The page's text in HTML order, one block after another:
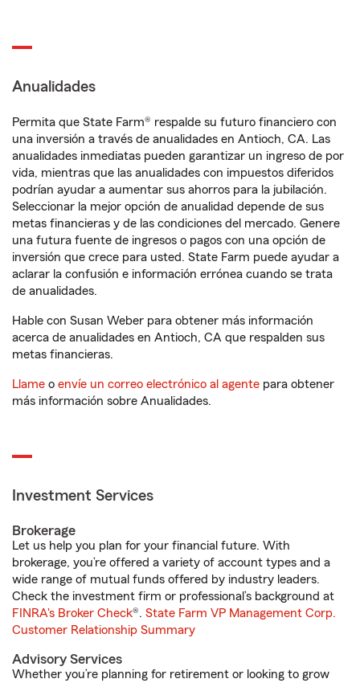
Anualidades
Permita que State Farm® respalde su futuro financiero con
una inversión a través de anualidades en Antioch, CA. Las
anualidades inmediatas pueden garantizar un ingreso de por
vida, mientras que las anualidades con impuestos diferidos
podrían ayudar a aumentar sus ahorros para la jubilación.
Seleccionar la mejor opción de anualidad depende de sus
metas financieras y de las condiciones del mercado. Genere
una futura fuente de ingresos o pagos con una opción de
inversión que crece para usted. State Farm puede ayudar a
aclarar la confusión e información errónea cuando se trata
de anualidades.
Hable con Susan Weber para obtener más información
acerca de anualidades en Antioch, CA que respalden sus
metas financieras.
Llame o envíe un correo electrónico al agente para obtener
más información sobre Anualidades.
Investment Services
Brokerage
Let us help you plan for your financial future. With
brokerage, you’re offered a variety of account types and a
wide range of mutual funds offered by industry leaders.
Check the investment firm or professional’s background at
FINRA's Broker Check®. State Farm VP Management Corp.
Customer Relationship Summary
Advisory Services
Whether you’re planning for retirement or looking to grow